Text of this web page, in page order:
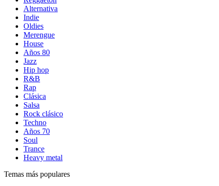
Alternativa
Indie
Oldies
Merengue
House
Años 80
Jazz
Hip hop
R&B
Rap
Clásica
Salsa
Rock clásico
Techno
Años 70
Soul
Trance
Heavy metal
Temas más populares